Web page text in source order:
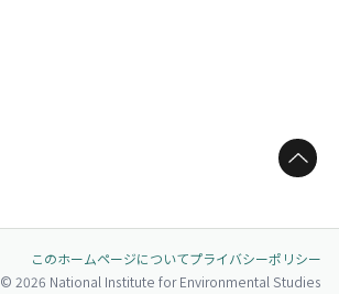
ページトップへ
このホームページについてプライバシーポリシー
© 2026 National Institute for Environmental Studies